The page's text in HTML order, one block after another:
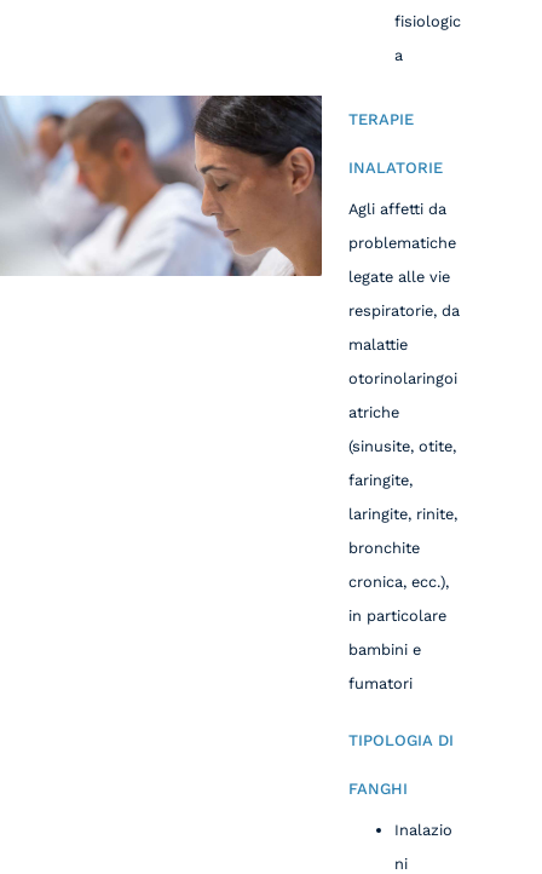
fisiologic
a
TERAPIE
INALATORIE
Agli affetti da
problematiche
legate alle vie
respiratorie, da
malattie
otorinolaringoi
atriche
(sinusite, otite,
faringite,
laringite, rinite,
bronchite
cronica, ecc.),
in particolare
bambini e
fumatori
TIPOLOGIA DI
FANGHI
Inalazio
ni